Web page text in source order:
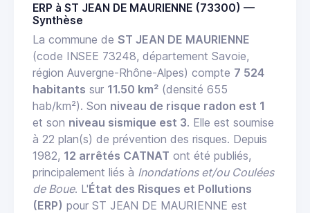
ERP à ST JEAN DE MAURIENNE (73300) —
Synthèse
La commune de ST JEAN DE MAURIENNE
(code INSEE 73248, département Savoie,
région Auvergne-Rhône-Alpes) compte 7 524
habitants sur 11.50 km² (densité 655
hab/km²). Son niveau de risque radon est 1
et son niveau sismique est 3. Elle est soumise
à 22 plan(s) de prévention des risques. Depuis
1982, 12 arrêtés CATNAT ont été publiés,
principalement liés à Inondations et/ou Coulées
de Boue. L'État des Risques et Pollutions
(ERP) pour ST JEAN DE MAURIENNE est